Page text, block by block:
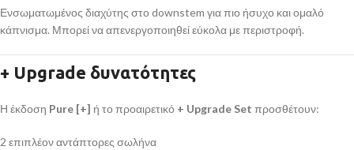
Ενσωματωμένος διαχύτης στο downstem για πιο ήσυχο και ομαλό
κάπνισμα. Μπορεί να απενεργοποιηθεί εύκολα με περιστροφή.
+ Upgrade δυνατότητες
Η έκδοση Pure [+] ή το προαιρετικό + Upgrade Set προσθέτουν:
2 επιπλέον αντάπτορες σωλήνα